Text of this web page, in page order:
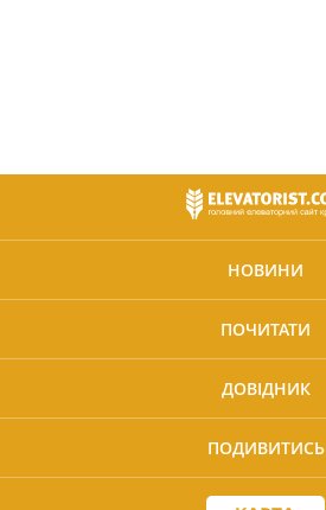
НОВИНИ
ПОЧИТАТИ
ДОВІДНИК
ПОДИВИТИСЬ